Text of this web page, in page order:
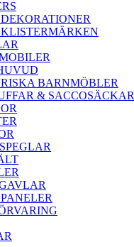
BARNMÖBLER
& SACCOSÄCKAR